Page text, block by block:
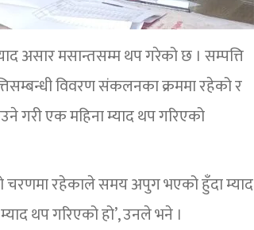
असार मसान्तसम्म थप गरेको छ । सम्पत्ति
विवरण संकलनका क्रममा रहेको र
एक महिना म्याद थप गरिएको
रहेकाले समय अपुग भएको हुँदा म्याद
थप गरिएको हो’, उनले भने ।